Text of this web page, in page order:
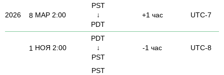
2026 8 МАР 2:00
PST
↓
PDT
+1 час UTC-7
1 НОЯ 2:00
PDT
↓
PST
-1 час UTC-8
PST